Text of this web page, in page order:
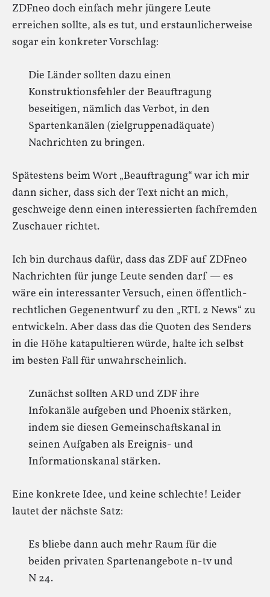
ZDFneo doch einfach mehr jüngere Leute
erreichen sollte, als es tut, und erstaunlicherweise
sogar ein konkreter Vorschlag:
Die Länder sollten dazu einen
Konstruktionsfehler der Beauftragung
beseitigen, nämlich das Verbot, in den
Spartenkanälen (zielgruppenadäquate)
Nachrichten zu bringen.
Spätestens beim Wort „Beauftragung“ war ich mir
dann sicher, dass sich der Text nicht an mich,
geschweige denn einen interessierten fachfremden
Zuschauer richtet.
Ich bin durchaus dafür, dass das ZDF auf ZDFneo
Nachrichten für junge Leute senden darf — es
wäre ein interessanter Versuch, einen öffentlich-
rechtlichen Gegenentwurf zu den „RTL 2 News“ zu
entwickeln. Aber dass das die Quoten des Senders
in die Höhe katapultieren würde, halte ich selbst
im besten Fall für unwahrscheinlich.
Zunächst sollten ARD und ZDF ihre
Infokanäle aufgeben und Phoenix stärken,
indem sie diesen Gemeinschaftskanal in
seinen Aufgaben als Ereignis- und
Informationskanal stärken.
Eine konkrete Idee, und keine schlechte! Leider
lautet der nächste Satz:
Es bliebe dann auch mehr Raum für die
beiden privaten Spartenangebote n-tv und
N 24.